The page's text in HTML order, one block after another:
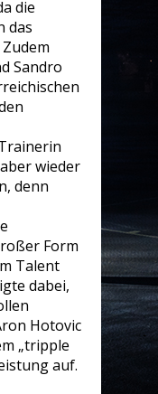
die
das
Sandro
wieder
denn
Form
Talent
dabei,
Hotovic
„tripple
auf.